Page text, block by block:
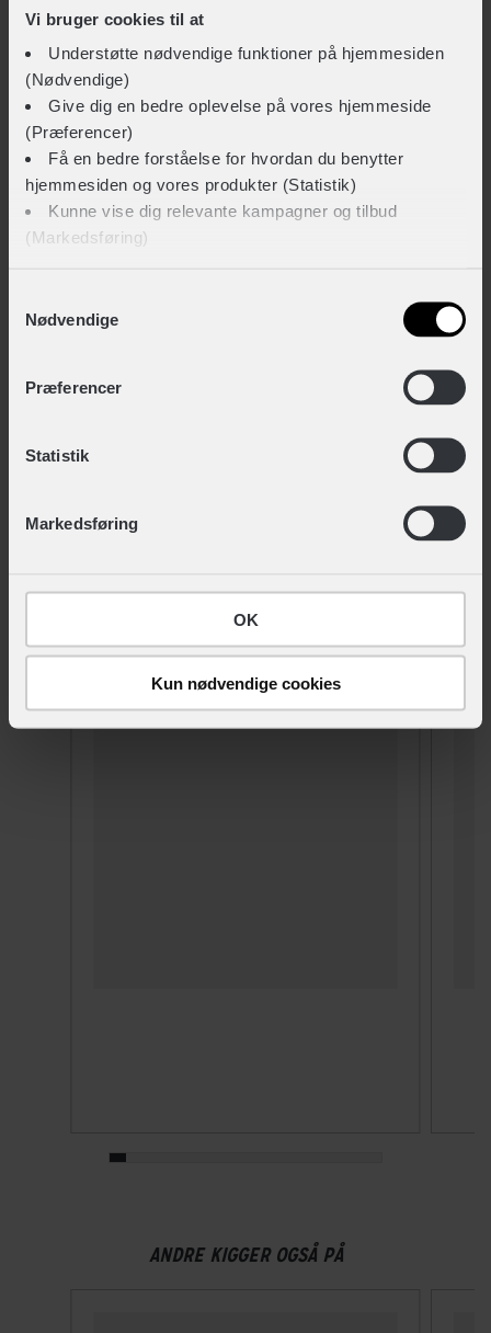
Vi bruger cookies til at
Understøtte nødvendige funktioner på hjemmesiden
(Nødvendige)
Give dig en bedre oplevelse på vores hjemmeside
(Præferencer)
Få en bedre forståelse for hvordan du benytter
hjemmesiden og vores produkter (Statistik)
Kunne vise dig relevante kampagner og tilbud
(Markedsføring)
cookies til alle disse formål. Du kan også bruge
formål. Vælg formål og ‘Gem indstillinger’.
Du kan til enhver tid trække dit samtykke tilbage eller
ændre det ved at klikke på linket "Brug af cookies"
Nødvendige
Præferencer
Statistik
Markedsføring
OK
Kun nødvendige cookies
+ 349,-
INNERGY+ Unisex mellem cykelsadel 60° Gel
+ 349,-
BASISINFORMATION
5707865123695
Hovedprodukt ID
Sikkerheds- og producentinfo
LIGNENDE PRODUKTER
ANDRE KIGGER OGSÅ PÅ